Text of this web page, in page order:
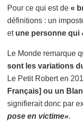
Pour ce qui est de «
définitions : un
et une personne qui
Le Monde remarque
sont les variations
Le Petit Robert en
Français] ou un
signifierait donc par
pose en victime».